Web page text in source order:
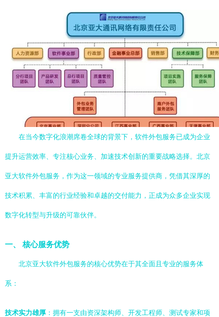
在当今数字化浪潮席卷全球的背景下，软件外包服务已成为企业
提升运营效率、专注核心业务、加速技术创新的重要战略选择。北京
亚大软件外包服务，作为这一领域的专业服务提供商，凭借其深厚的
技术积累、丰富的行业经验和卓越的交付能力，正成为众多企业实现
数字化转型与升级的可靠伙伴。
一、 核心服务优势
北京亚大软件外包服务的核心优势在于其全面且专业的服务体
系：
技术实力雄厚 ：拥有一支由资深架构师、开发工程师、测试专家和项